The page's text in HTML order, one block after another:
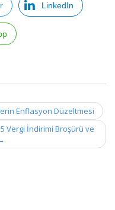
LinkedIn
Enflasyon Düzeltmesi
Vergi İndirimi Broşürü ve